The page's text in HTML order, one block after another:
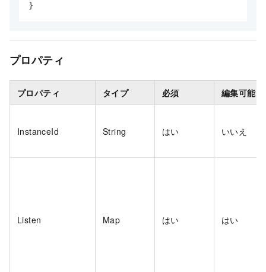
}
プロパティ
プロパティ タイプ 必須 編集可能
InstanceId String はい いいえ
Listen Map はい はい